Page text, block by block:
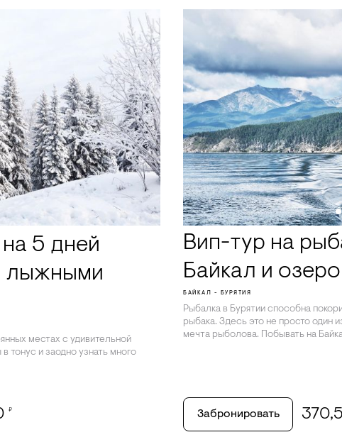
на 5 дней
лыжными
местах с удивительной
тонус и заодно узнать много
₽
Вип-тур на
Байкал и
БАЙКАЛ - БУРЯТИЯ
Рыбалка в Бурятии способна
рыбака. Здесь это не просто один
мечта рыболова. Побывать на
Забронировать